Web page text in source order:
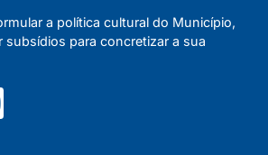
a política cultural do Município,
subsídios para concretizar a sua